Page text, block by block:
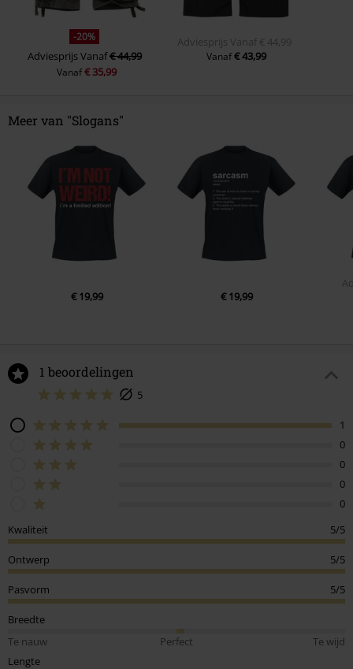
-20%
AdviesprijsVanaf€ 44,99
Vanaf€ 35,99
Adviesprijs Vanaf € 44,99
Vanaf€ 43,99
Meer van "Slogans"
€ 19,99 € 19,99
1 beoordelingen
5
1
0
0
0
0
Kwaliteit
5/5
Ontwerp 5/5
Pasvorm 5/5
Breedte
Te nauw
Perfect
Te wijd
Lengte